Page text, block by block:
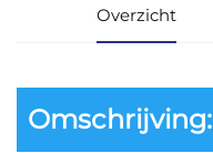
Overzicht
Omschrijving: